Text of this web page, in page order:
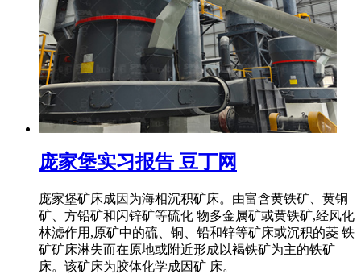
庞家堡实习报告 豆丁网
庞家堡矿床成因为海相沉积矿床。由富含黄铁矿、黄铜
矿、方铅矿和闪锌矿等硫化 物多金属矿或黄铁矿,经风化
林滤作用,原矿中的硫、铜、铅和锌等矿床或沉积的菱 铁
矿矿床淋失而在原地或附近形成以褐铁矿为主的铁矿
床。该矿床为胶体化学成因矿 床。